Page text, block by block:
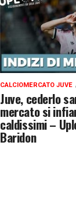
CALCIOMERCATO JUVE
Juve, cederlo
mercato si
caldissimi –
Baridon